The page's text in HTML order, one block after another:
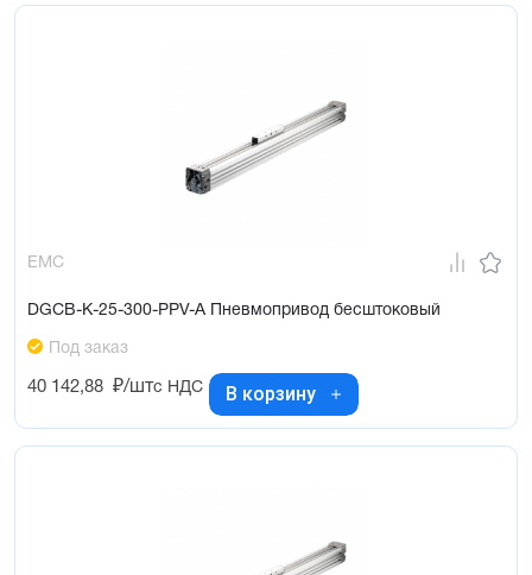
EMC
DGCB-K-25-300-PPV-A Пневмопривод бесштоковый
Под заказ
40 142,88 ₽/штс НДС В корзину